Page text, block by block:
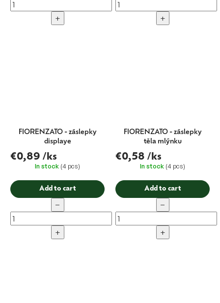
+ +
FIORENZATO - záslepky
displaye
€0,89 /ks
In stock (4 pcs)
Add to cart
−
+
FIORENZATO - záslepky
těla mlýnku
€0,58 /ks
In stock (4 pcs)
Add to cart
−
+